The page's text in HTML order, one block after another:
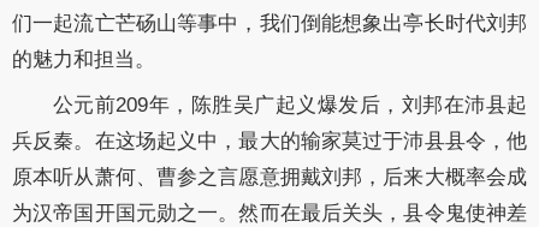
们一起流亡芒砀山等事中，我们倒能想象出亭长时代刘邦
的魅力和担当。
公元前209年，陈胜吴广起义爆发后，刘邦在沛县起
兵反秦。在这场起义中，最大的输家莫过于沛县县令，他
原本听从萧何、曹参之言愿意拥戴刘邦，后来大概率会成
为汉帝国开国元勋之一。然而在最后关头，县令鬼使神差